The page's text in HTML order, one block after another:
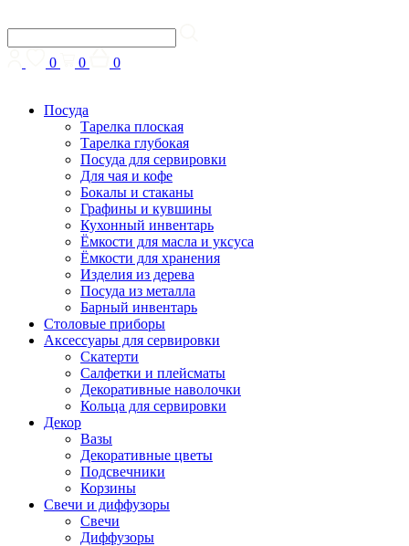
0 0 0
Посуда
Тарелка плоская
Тарелка глубокая
Посуда для сервировки
Для чая и кофе
Бокалы и стаканы
Графины и кувшины
Кухонный инвентарь
Ёмкости для масла и уксуса
Ёмкости для хранения
Изделия из дерева
Посуда из металла
Барный инвентарь
Столовые приборы
Аксессуары для сервировки
Скатерти
Cалфетки и плейсматы
Декоративные наволочки
Кольца для сервировки
Декор
Вазы
Декоративные цветы
Подсвечники
Корзины
Свечи и диффузоры
Свечи
Диффузоры